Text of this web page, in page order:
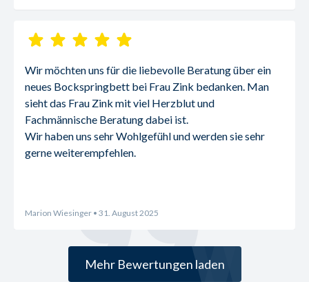
Wir möchten uns für die liebevolle Beratung über ein
neues Bockspringbett bei Frau Zink bedanken. Man
sieht das Frau Zink mit viel Herzblut und
Fachmännische Beratung dabei ist.
Wir haben uns sehr Wohlgefühl und werden sie sehr
gerne weiterempfehlen.
Marion Wiesinger • 31. August 2025
Mehr Bewertungen laden